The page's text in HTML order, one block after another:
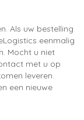
Als uw bestelling
eenmalig
Mocht u niet
met u op
leveren.
een nieuwe